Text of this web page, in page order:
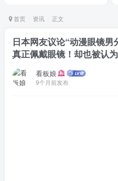
首页 资讯 正文
日本网友议论“动漫眼镜
真正佩戴眼镜！却也被认
看板娘
9个月前发布